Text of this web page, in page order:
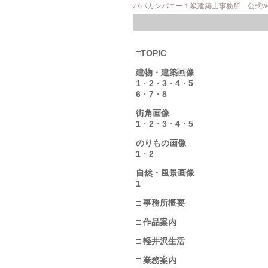
パパカンパニー１級建築士事務所 公式
□TOPIC
建物・建築画像
1 ・ 2 ・ 3 ・ 4 ・ 5
6 ・ 7 ・ 8
街角画像
1 ・ 2 ・ 3 ・ 4 ・ 5
のりもの画像
1 ・ 2
自然・風景画像
1
□ 事務所概要
□ 作品案内
□ 軽井沢生活
□ 業務案内